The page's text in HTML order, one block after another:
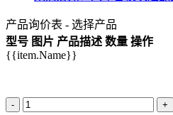
产品询价表 - 选择产品
型号 图片 产品描述 数量 操作
{{item.Name}}
- +